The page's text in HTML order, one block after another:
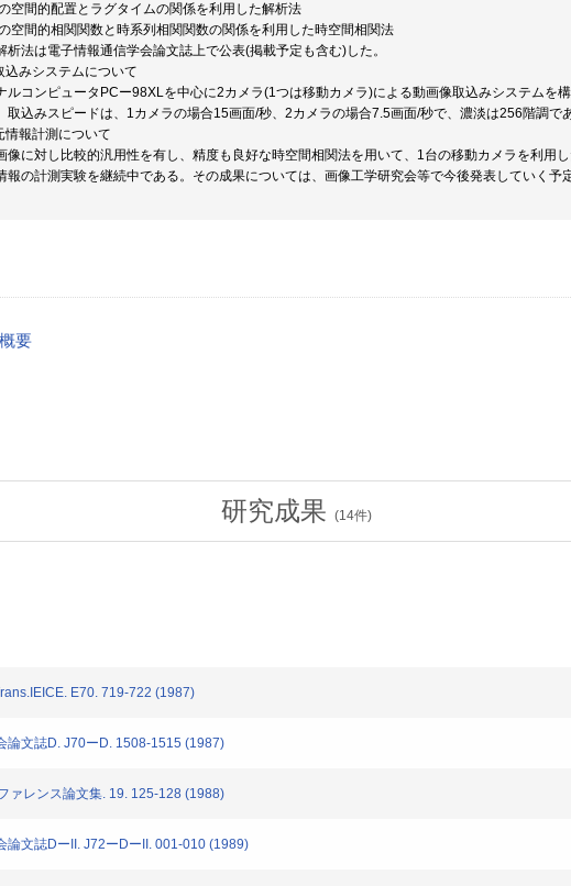
空間的配置とラグタイムの関係を利用した解析法
空間的相関関数と時系列相関関数の関係を利用した時空間相関法
析法は電子情報通信学会論文誌上で公表(掲載予定も含む)した。
込みシステムについて
ルコンピュータPCー98XLを中心に2カメラ(1つは移動カメラ)による動画像取込みシステムを
取込みスピードは、1カメラの場合15画面/秒、2カメラの場合7.5画面/秒で、濃淡は256階調であ
情報計測について
像に対し比較的汎用性を有し、精度も良好な時空間相関法を用いて、1台の移動カメラを利用
報の計測実験を継続中である。その成果については、画像工学研究会等で今後発表していく予
要
研究成果 (14件)
E70. 719-722 (1987)
論文誌D. J70ーD. 1508-1515 (1987)
ァレンス論文集. 19. 125-128 (1988)
論文誌DーII. J72ーDーII. 001-010 (1989)